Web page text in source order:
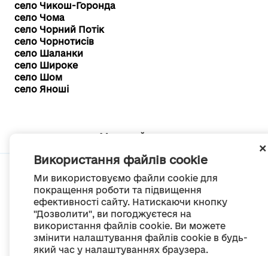
Використання файлів cookie
Ми використовуємо файли cookie для
покращення роботи та підвищення
ефективності сайту. Натискаючи кнопку
"Дозволити", ви погоджуєтеся на
використання файлів cookie. Ви можете
змінити налаштування файлів cookie в будь-
який час у налаштуваннях браузера.
село Чикош-Горонда
село Чома
село Чорний Потік
село Чорнотисів
село Шаланки
село Широке
село Шом
село Яноші
Мапа сайту
© Портал «Децентралізація», 2022
Проект був створений 2014 року для комунікації реформи місцевого
самоврядування
та територіальної організації влади в Україні.
Створення та наповнення - ГО «Портал «Децентралізація»